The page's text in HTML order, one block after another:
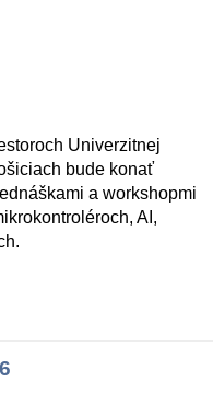
Univerzitnej
bude konať
a workshopmi
AI,